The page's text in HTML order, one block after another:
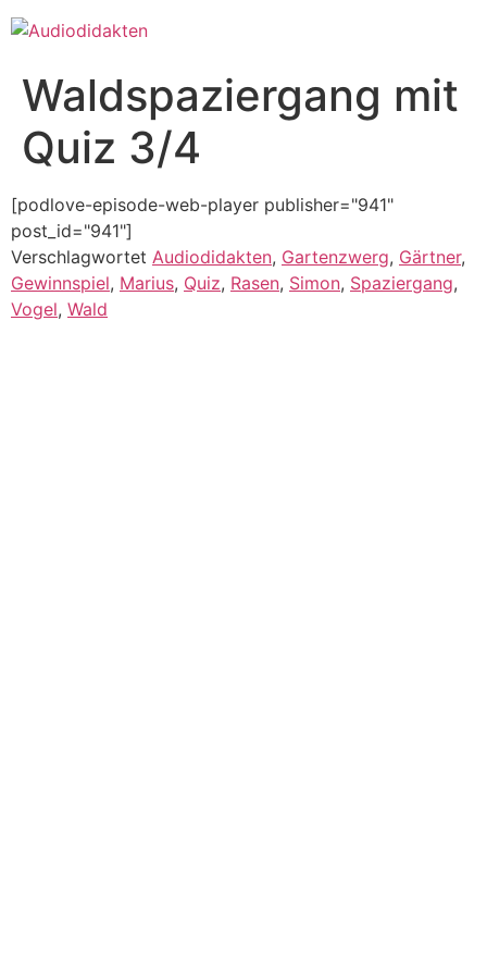
Zum
Inhalt
Waldspaziergang mit
Quiz 3/4
[podlove-episode-web-player publisher="941"
post_id="941"]
Verschlagwortet Audiodidakten, Gartenzwerg, Gärtner,
Gewinnspiel, Marius, Quiz, Rasen, Simon, Spaziergang,
Vogel, Wald